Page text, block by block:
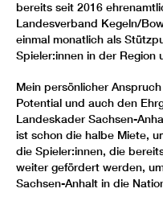
bereits seit 2016
Landesverband Kegeln/
einmal monatlich als
Spieler:innen in der Region
Mein persönlicher
Potential und auch den
Landeskader Sachsen-
ist schon die halbe Miete,
die Spieler:innen, die
weiter gefördert werden,
Sachsen-Anhalt in die